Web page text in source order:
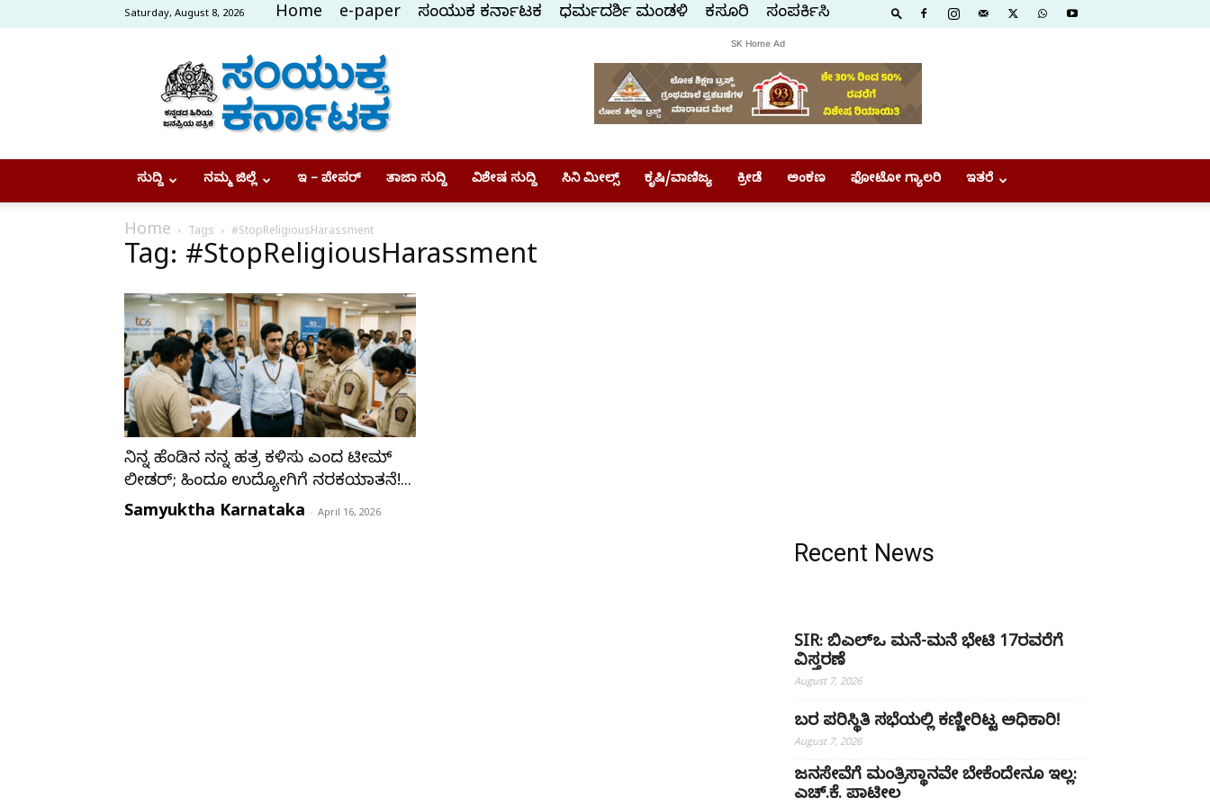
Saturday, August 8, 2026 Home e-paper ಸಂಯುಕ್ತ ಕರ್ನಾಟಕ ಧರ್ಮದರ್ಶಿ ಮಂಡಳಿ ಕಸ್ತೂರಿ ಸಂಪರ್ಕಿಸಿ
Samyukta
Karnataka
SK Home Ad
ಸುದ್ದಿ ನಮ್ಮ ಜಿಲ್ಲೆ ಇ – ಪೇಪರ್ ತಾಜಾ ಸುದ್ದಿ ವಿಶೇಷ ಸುದ್ದಿ ಸಿನಿ ಮೀಲ್ಸ್ ಕೃಷಿ/ವಾಣಿಜ್ಯ ಕ್ರೀಡೆ ಅಂಕಣ ಫೋಟೋ ಗ್ಯಾಲರಿ ಇತರೆ
Home Tags #StopReligiousHarassment
Tag: #StopReligiousHarassment
ನಿನ್ನ ಹೆಂಡ್ತಿನ ನನ್ನ ಹತ್ರ ಕಳಿಸು ಎಂದ ಟೀಮ್
ಲೀಡರ್; ಹಿಂದೂ ಉದ್ಯೋಗಿಗೆ ನರಕಯಾತನೆ!...
Samyuktha Karnataka - April 16, 2026
Recent News
SIR: ಬಿಎಲ್ಒ ಮನೆ-ಮನೆ ಭೇಟಿ 17ರವರೆಗೆ
ವಿಸ್ತರಣೆ
August 7, 2026
ಬರ ಪರಿಸ್ಥಿತಿ ಸಭೆಯಲ್ಲಿ ಕಣ್ಣೀರಿಟ್ಟ ಅಧಿಕಾರಿ!
August 7, 2026
ಜನಸೇವೆಗೆ ಮಂತ್ರಿಸ್ಥಾನವೇ ಬೇಕೆಂದೇನೂ ಇಲ್ಲ:
ಎಚ್‌.ಕೆ. ಪಾಟೀಲ